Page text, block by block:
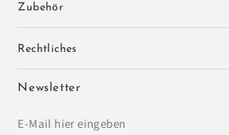
Zubehör
Rechtliches
Newsletter
E-